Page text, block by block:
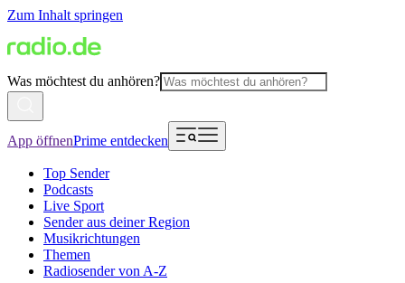
Zum Inhalt springen
Was möchtest du anhören?
App öffnenPrime entdecken
Top Sender
Podcasts
Live Sport
Sender aus deiner Region
Musikrichtungen
Themen
Radiosender von A-Z